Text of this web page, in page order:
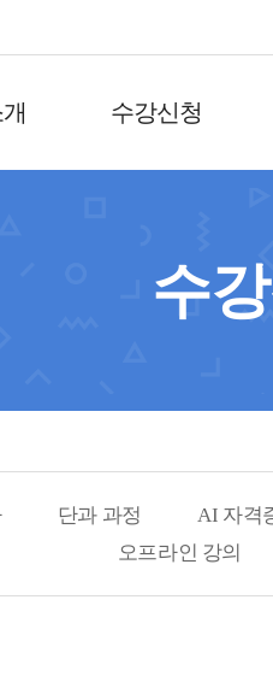
수강신청
수
단과 과정 AI 자격
오프라인 강의